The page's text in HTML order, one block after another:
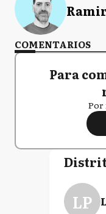
COMENTARIOS
Para
Por
LP